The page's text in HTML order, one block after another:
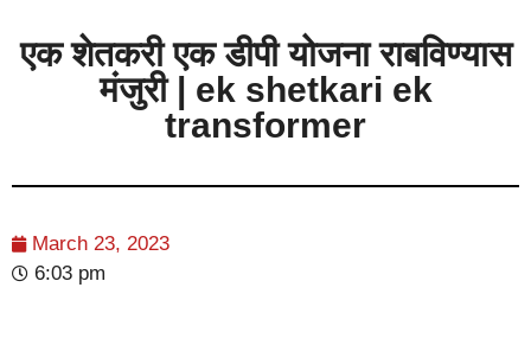
एक शेतकरी एक डीपी योजना राबविण्यास
मंजुरी | ek shetkari ek
transformer
March 23, 2023
6:03 pm